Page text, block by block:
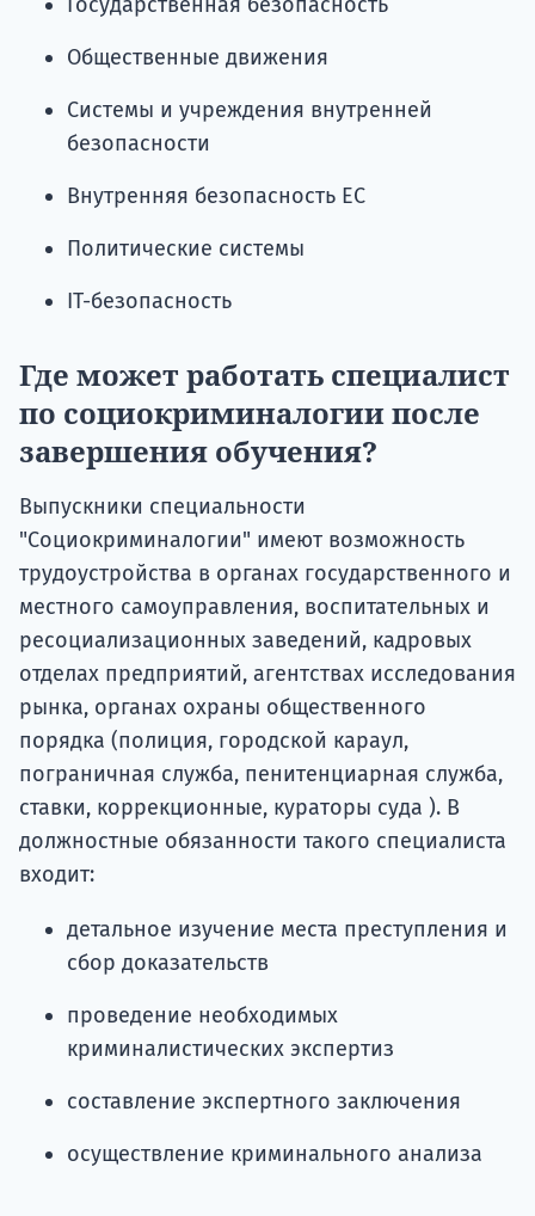
Общественные движения
Системы и учреждения внутренней
безопасности
Внутренняя безопасность ЕС
Политические системы
ІТ-безопасность
Где может работать специалист
по социокриминалогии после
завершения обучения?
Выпускники специальности
"Социокриминалогии" имеют возможность
трудоустройства в органах государственного и
местного самоуправления, воспитательных и
ресоциализационных заведений, кадровых
отделах предприятий, агентствах исследования
рынка, органах охраны общественного
порядка (полиция, городской караул,
пограничная служба, пенитенциарная служба,
ставки, коррекционные, кураторы суда ). В
должностные обязанности такого специалиста
входит:
детальное изучение места преступления и
сбор доказательств
проведение необходимых
криминалистических экспертиз
составление экспертного заключения
осуществление криминального анализа